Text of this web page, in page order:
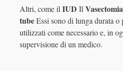
Altri, come il IUD Il Vasectomia
tubeEssi sono di lunga durata o
utilizzati come necessario e, in
supervisione di un medico.